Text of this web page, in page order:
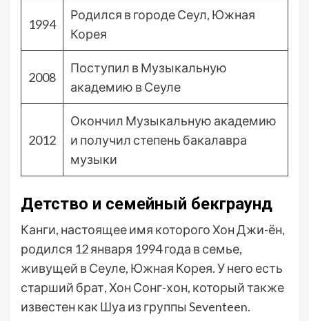
1994
Родился в городе Сеул, Южная
Корея
2008
Поступил в Музыкальную
академию в Сеуле
2012
Окончил Музыкальную академию
и получил степень бакалавра
музыки
Детство и семейный бекграунд
Канги, настоящее имя которого Хон Джи-ён,
родился 12 января 1994 года в семье,
живущей в Сеуле, Южная Корея. У него есть
старший брат, Хон Сонг-хон, который также
известен как Шуа из группы Seventeen.